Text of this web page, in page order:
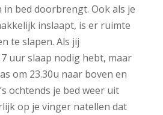
in bed doorbrengt. Ook als je
inslaapt, is er ruimte
te slapen. Als jij
uur slaap nodig hebt, maar
om 23.30u naar boven en
ochtends je bed weer uit
op je vinger natellen dat